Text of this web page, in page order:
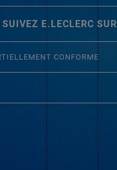
SUIVEZ E.LECLERC SUR
CONFORME